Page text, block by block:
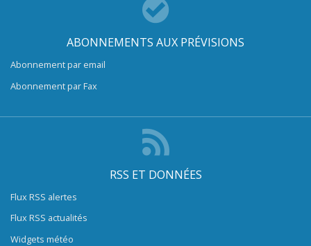
ABONNEMENTS AUX PRÉVISIONS
Abonnement par email
Abonnement par Fax
RSS ET DONNÉES
Flux RSS alertes
Flux RSS actualités
Widgets météo